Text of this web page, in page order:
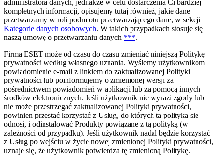
administratora danych, jednakże w celu dostarczenia Ci bardziej
kompletnych informacji, opisujemy tutaj również, jakie dane
przetwarzamy w roli podmiotu przetwarzającego dane, w sekcji
Kategorie danych osobowych. W takich przypadkach stosuje się
naszą umowę o przetwarzaniu danych ***.
Firma ESET może od czasu do czasu zmieniać niniejszą Politykę
prywatności według własnego uznania. Wyślemy użytkownikom
powiadomienie e-mail z linkiem do zaktualizowanej Polityki
prywatności lub poinformujemy o zmienionej wersji za
pośrednictwem powiadomień w aplikacji lub za pomocą innych
środków elektronicznych. Jeśli użytkownik nie wyrazi zgody lub
nie może przestrzegać zaktualizowanej Polityki prywatności,
powinien przestać korzystać z Usług, do których ta polityka się
odnosi, i odinstalować Produkty powiązane z tą polityką (w
zależności od przypadku). Jeśli użytkownik nadal będzie korzystać
z Usług po wejściu w życie nowej zmienionej Polityki prywatności,
uznaje się, że użytkownik potwierdza tę zmienioną Politykę.